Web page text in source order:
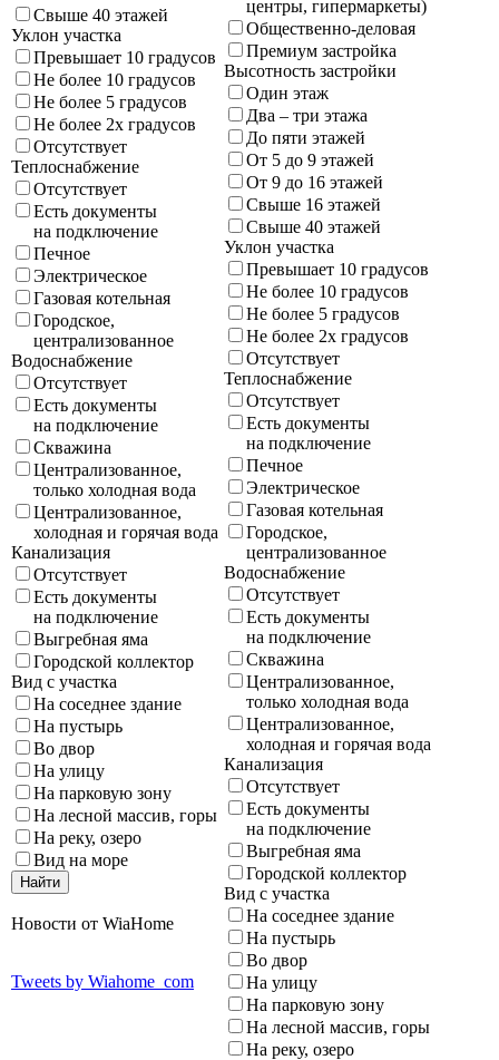
Свыше 40 этажей
Уклон участка
Превышает 10 градусов
Не более 10 градусов
Не более 5 градусов
Не более 2х градусов
Отсутствует
Теплоснабжение
Отсутствует
Есть документы
на подключение
Печное
Электрическое
Газовая котельная
Городское,
централизованное
Водоснабжение
Отсутствует
Есть документы
на подключение
Скважина
Централизованное,
только холодная вода
Централизованное,
холодная и горячая вода
Канализация
Отсутствует
Есть документы
на подключение
Выгребная яма
Городской коллектор
Вид с участка
На соседнее здание
На пустырь
Во двор
На улицу
На парковую зону
На лесной массив, горы
На реку, озеро
Вид на море
Новости от WiaHome
Tweets by Wiahome_com
центры, гипермаркеты)
Общественно-деловая
Премиум застройка
Высотность застройки
Один этаж
Два – три этажа
До пяти этажей
От 5 до 9 этажей
От 9 до 16 этажей
Свыше 16 этажей
Свыше 40 этажей
Уклон участка
Превышает 10 градусов
Не более 10 градусов
Не более 5 градусов
Не более 2х градусов
Отсутствует
Теплоснабжение
Отсутствует
Есть документы
на подключение
Печное
Электрическое
Газовая котельная
Городское,
централизованное
Водоснабжение
Отсутствует
Есть документы
на подключение
Скважина
Централизованное,
только холодная вода
Централизованное,
холодная и горячая вода
Канализация
Отсутствует
Есть документы
на подключение
Выгребная яма
Городской коллектор
Вид с участка
На соседнее здание
На пустырь
Во двор
На улицу
На парковую зону
На лесной массив, горы
На реку, озеро